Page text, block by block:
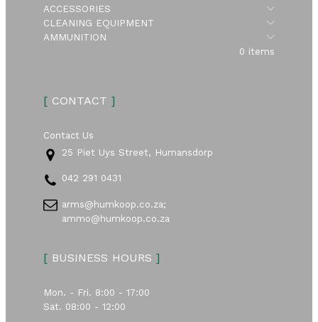
ACCESSORIES
Submenu
CLEANING EQUIPMENT
Submenu
AMMUNITION
Submenu
0 items
[CONTACT ]
Contact Us
25 Piet Uys Street, Humansdorp
042 291 0431
arms@humkoop.co.za;
ammo@humkoop.co.za
[BUSINESS HOURS ]
Mon. - Fri. 8:00 - 17:00
Sat. 08:00 - 12:00